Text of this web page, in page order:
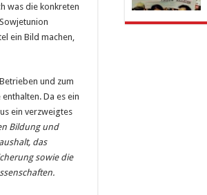
was die konkreten
ein Bild machen,
und zum
Da es ein
ein verzweigtes
Bildung und
das
sowie die